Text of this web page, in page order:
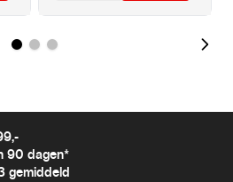
90 dagen*
gemiddeld